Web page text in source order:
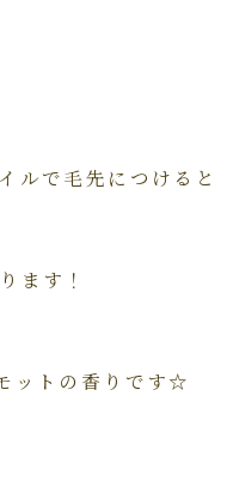
ルで毛先につけると
ます！
ットの香りです☆